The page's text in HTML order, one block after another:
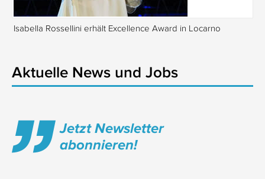
Isabella Rossellini erhält Excellence Award in Locarno
Aktuelle News und Jobs
Jetzt Newsletter
abonnieren!